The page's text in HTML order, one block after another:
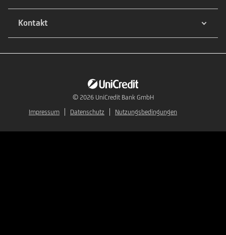
Kontakt
© 2026 UniCredit Bank GmbH
Impressum
Datenschutz Nutzungsbedingungen